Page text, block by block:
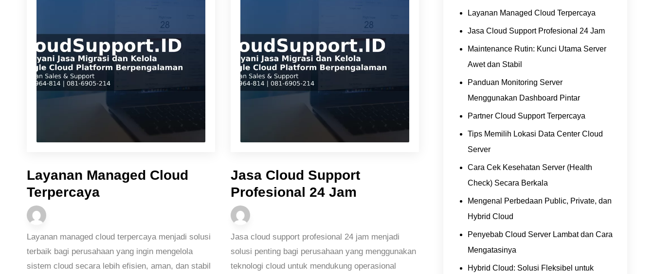
Layanan Managed Cloud
Terpercaya
Layanan managed cloud terpercaya menjadi solusi
terbaik bagi perusahaan yang ingin mengelola
sistem cloud secara lebih efisien, aman, dan stabil
Jasa Cloud Support
Profesional 24 Jam
Jasa cloud support profesional 24 jam menjadi
solusi penting bagi perusahaan yang menggunakan
teknologi cloud untuk mendukung operasional
Layanan Managed Cloud Terpercaya
Jasa Cloud Support Profesional 24 Jam
Maintenance Rutin: Kunci Utama Server
Awet dan Stabil
Panduan Monitoring Server
Menggunakan Dashboard Pintar
Partner Cloud Support Terpercaya
Tips Memilih Lokasi Data Center Cloud
Server
Cara Cek Kesehatan Server (Health
Check) Secara Berkala
Mengenal Perbedaan Public, Private, dan
Hybrid Cloud
Penyebab Cloud Server Lambat dan Cara
Mengatasinya
Hybrid Cloud: Solusi Fleksibel untuk